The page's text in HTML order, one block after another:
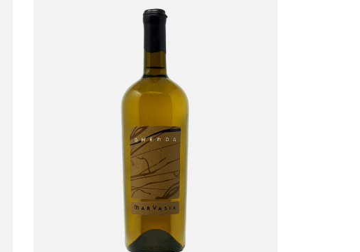
MaRvasia